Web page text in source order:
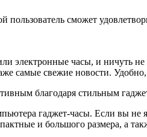
сможет
электронные часы, и ничуть
самые свежие новости.
благодаря стильным
гаджет-часы. Если вы не
и большого размера, а